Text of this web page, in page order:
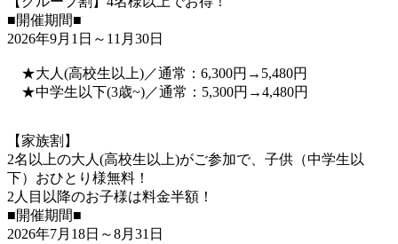
■開催期間■
2026年9月1日～11月30日
★大人(高校生以上)／通常：6,300円→5,480円
★中学生以下(3歳~)／通常：5,300円→4,480円
【家族割】
2名以上の大人(高校生以上)がご参加で、子供（中学生以
下）おひとり様無料！
2人目以降のお子様は料金半額！
■開催期間■
2026年7月18日～8月31日